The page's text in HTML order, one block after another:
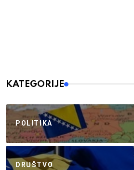
KATEGORIJE
POLITIKA
DRUŠTVO